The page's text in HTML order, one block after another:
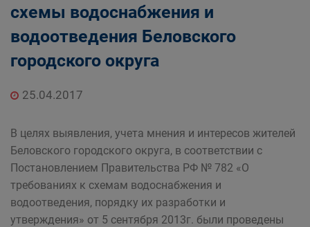
Управление жилищно-комунального и
дорожного комплекса Администрации
Беловского городского округа
схемы водоснабжения и
водоотведения Беловского
городского округа
25.04.2017
В целях выявления, учета мнения и интересов жителей
Беловского городского округа, в соответствии с
Постановлением Правительства РФ № 782 «О
требованиях к схемам водоснабжения и
водоотведения, порядку их разработки и
утверждения» от 5 сентября 2013г. были проведены